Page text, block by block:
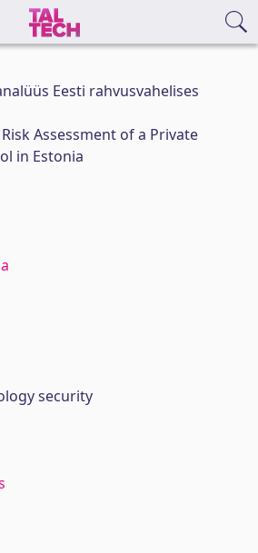
Eesti rahvusvahelises
Assessment of a Private
in Estonia
security